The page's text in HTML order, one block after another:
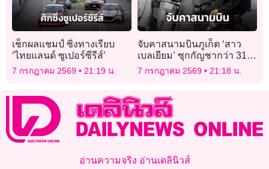
เช็กผลแชมป์ ซิ่งทางเรียบ
‘ไทยแลนด์ ซูเปอร์ซีรีส์’
7 กรกฎาคม 2569 21:19 น.
จับคาสนามบินภูเก็ต ‘สาว
เบลเยียม’ ซุกกัญชากว่า 31
กก. เตรียมบินออกนอก
ประเทศ
7 กรกฎาคม 2569 21:18 น.
อ่านความจริง อ่านเดลินิวส์